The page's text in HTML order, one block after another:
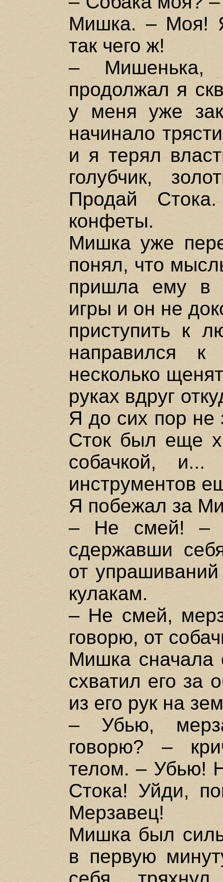
Мишка. – Моя!
так чего ж!
– Мишенька,
продолжал я
у меня уже
начинало
и я терял
голубчик,
Продай
конфеты.
Мишка уже
понял, что
пришла ему в
игры и он не
приступить к
направился к
несколько
руках вдруг
Я до сих пор не
Сток был еще
собачкой, и...
инструментов
Я побежал за
– Не смей! –
сдержавши
от
кулакам.
– Не смей,
говорю, от
Мишка сначала
схватил его за
из его рук на
– Убью,
говорю? –
телом. – Убью!
Стока! Уйди,
Мерзавец!
Мишка был
в первую